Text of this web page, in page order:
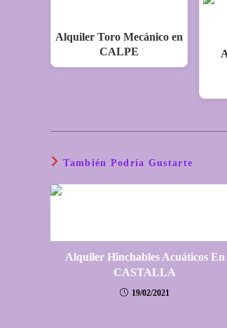
Alquiler Toro Mecánico en
CALPE
También Podría Gustarte
Alquiler Hinchables Acuáticos En
CASTALLA
19/02/2021